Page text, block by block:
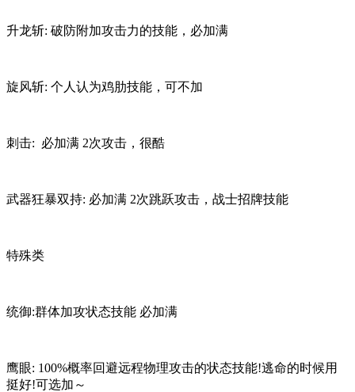
升龙斩: 破防附加攻击力的技能，必加满
旋风斩: 个人认为鸡肋技能，可不加
刺击: 必加满 2次攻击，很酷
武器狂暴双持: 必加满 2次跳跃攻击，战士招牌技能
特殊类
统御:群体加攻状态技能 必加满
鹰眼: 100%概率回避远程物理攻击的状态技能!逃命的时候用
挺好!可选加～